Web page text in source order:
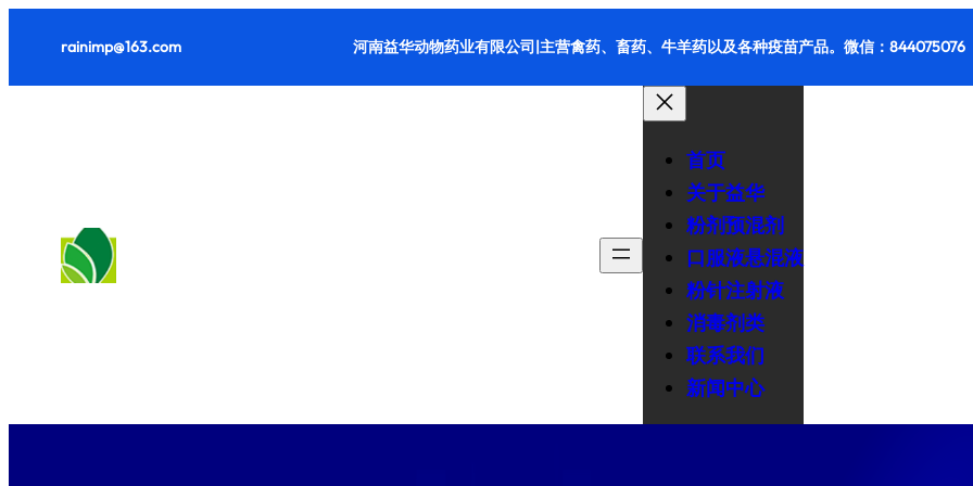
内
rainimp@163.com 河南益华动物药业有限公司|主营禽药、畜药、牛羊药以及各种疫苗产品。微信：844075076
首页
关于益华
粉剂预混剂
口服液悬混液
粉针注射液
消毒剂类
联系我们
新闻中心